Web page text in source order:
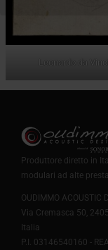
Leonardo da
Produttore diretto in
modulari ad alte
OUDIMMO ACOUSTIC
Via Cremasca 50,
Italia
P.I. 03146540160 -